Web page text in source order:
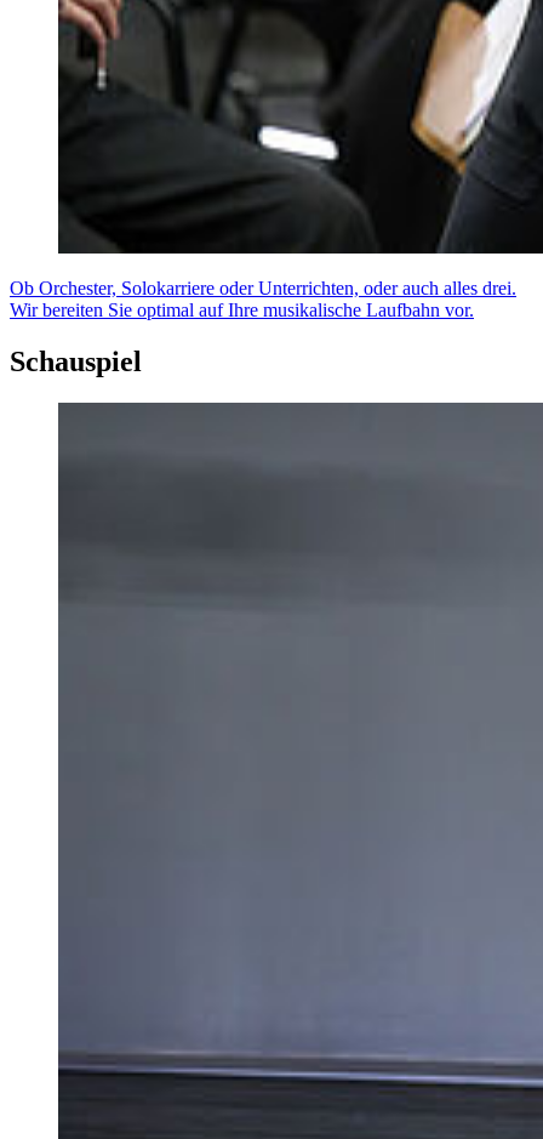
Ob Orchester, Solokarriere oder Unterrichten, oder auch alles drei.
Wir bereiten Sie optimal auf Ihre musikalische Laufbahn vor.
Schauspiel